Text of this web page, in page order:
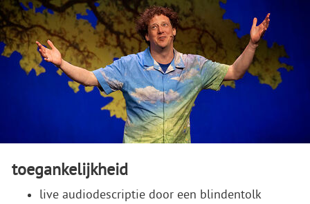
toegankelijkheid
live audiodescriptie door een blindentolk